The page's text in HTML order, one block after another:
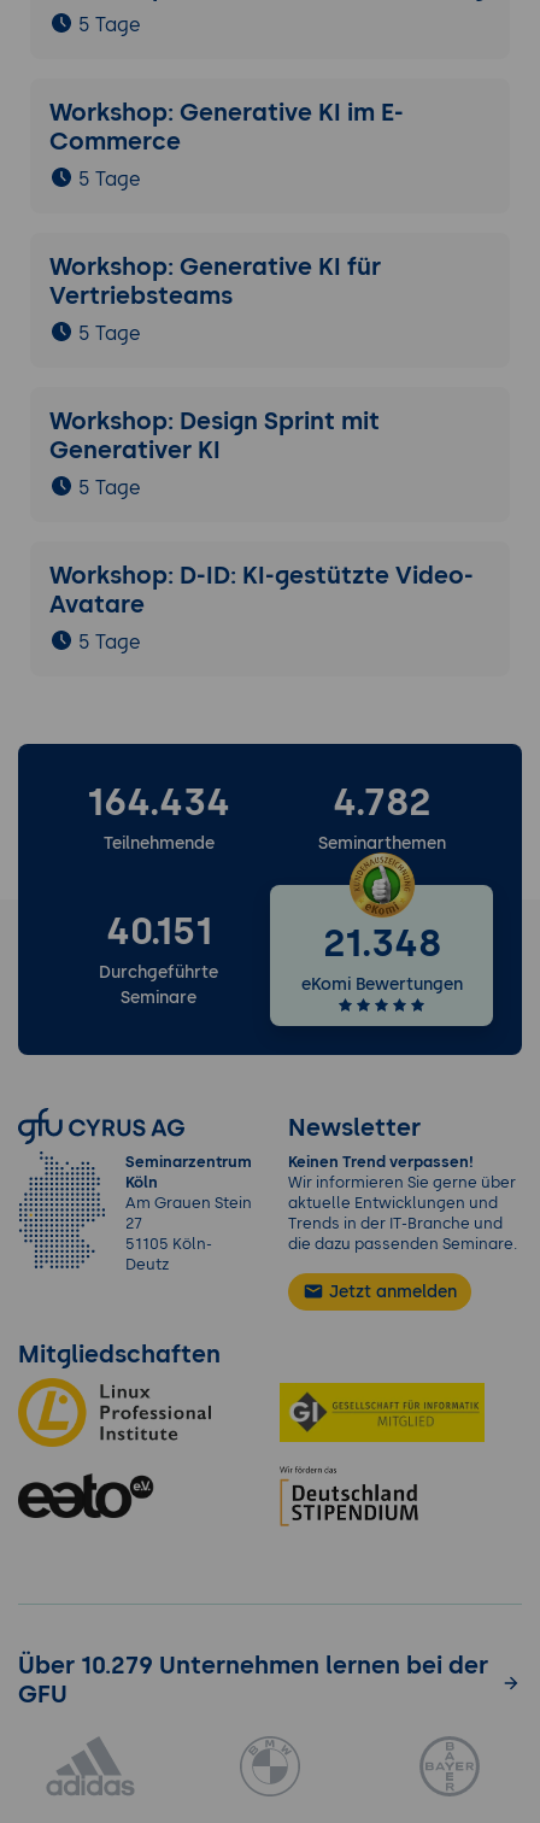
5 Tage
Workshop: Generative KI im E-
Commerce
5 Tage
Workshop: Generative KI für
Vertriebsteams
5 Tage
Workshop: Design Sprint mit
Generativer KI
5 Tage
Workshop: D-ID: KI-gestützte Video-
Avatare
5 Tage
164.434
Teilnehmende
4.782
Seminarthemen
40.151
Durchgeführte
Seminare
21.348
eKomi Bewertungen
Seminarzentrum
Köln
Am Grauen Stein
27
51105 Köln-
Deutz
Newsletter
Keinen Trend verpassen!
Wir informieren Sie gerne über
aktuelle Entwicklungen und
Trends in der IT-Branche und
die dazu passenden Seminare.
Jetzt anmelden
Mitgliedschaften
Über 10.279 Unternehmen lernen bei der
GFU